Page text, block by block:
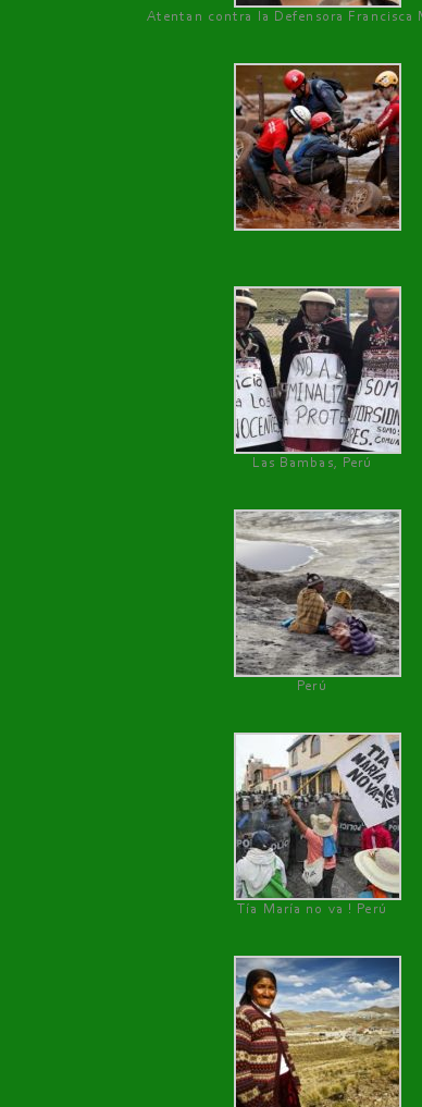
Atentan contra la Defensora Francisca
Las Bambas, Perú
Perú
Tía María no va ! Perú